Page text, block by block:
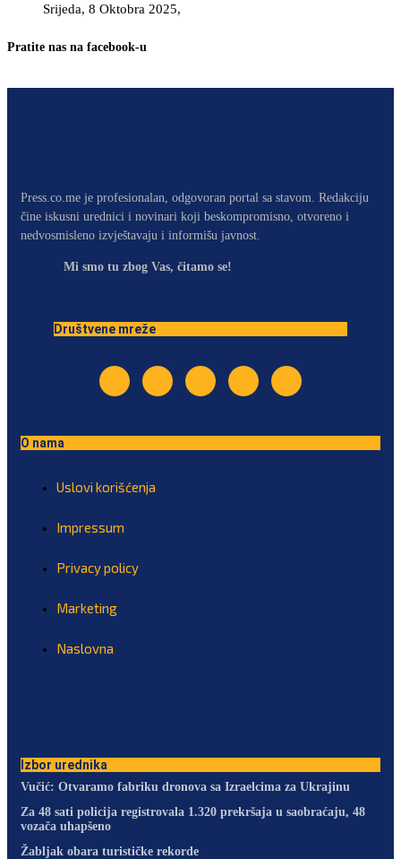
Srijeda, 8 Oktobra 2025,
Pratite nas na facebook-u
Press.co.me je profesionalan, odgovoran portal sa stavom. Redakciju
čine iskusni urednici i novinari koji beskompromisno, otvoreno i
nedvosmisleno izvještavaju i informišu javnost.
Mi smo tu zbog Vas, čitamo se!
Društvene mreže
O nama
Uslovi korišćenja
Impressum
Privacy policy
Marketing
Naslovna
Izbor urednika
Vučić: Otvaramo fabriku dronova sa Izraelcima za Ukrajinu
Za 48 sati policija registrovala 1.320 prekršaja u saobraćaju, 48
vozača uhapšeno
Žabljak obara turističke rekorde